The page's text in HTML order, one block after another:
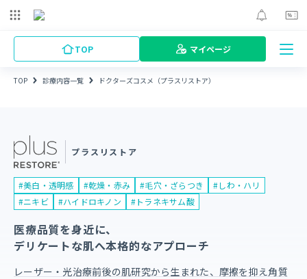
TOP マイページ
TOP 診療内容一覧
ドクターズコスメ（プラスリストア）
プラスリストア
美白・透明感 乾燥・赤み 毛穴・ざらつき
しわ・ハリ
ニキビ
ハイドロキノン トラネキサム酸
医療品質を身近に、
デリケートな肌へ本格的なアプローチ
レーザー・光治療前後の肌研究から生まれた、摩擦を抑え角質